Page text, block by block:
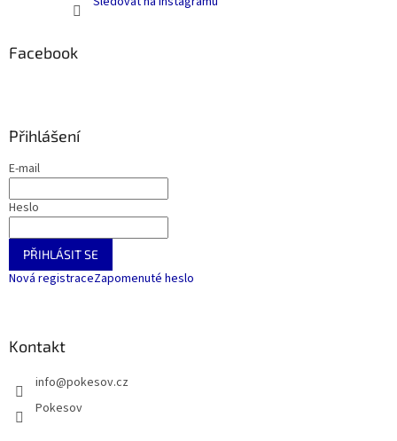
Facebook
Přihlášení
E-mail
Heslo
PŘIHLÁSIT SE
Nová registraceZapomenuté heslo
Kontakt
info@pokesov.cz
Pokesov